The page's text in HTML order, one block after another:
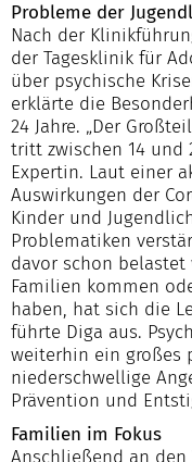
Probleme der
Nach der
der Tagesklinik für
über psychische
erklärte die
24 Jahre. „Der
tritt zwischen 14 und
Expertin. Laut einer
Auswirkungen der
Kinder und
Problematiken
davor schon
Familien kommen
haben, hat sich die
führte Diga aus.
weiterhin ein großes
niederschwellige
Prävention und
Familien im Fokus
Anschließend an